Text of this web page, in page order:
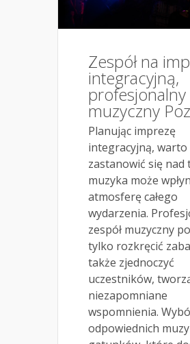
Zespół na
integracyjną,
profesjonalny
muzyczny
Planując imprezę
integracyjną, warto
zastanowić się nad
muzyka może
atmosferę całego
wydarzenia.
zespół muzyczny
tylko rozkręcić
także zjednoczyć
uczestników,
niezapomniane
wspomnienia.
odpowiednich